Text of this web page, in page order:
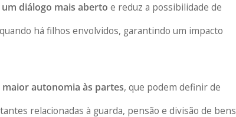
diálogo mais aberto e reduz a possibilidade de
há filhos envolvidos, garantindo um impacto
autonomia às partes, que podem definir de
relacionadas à guarda, pensão e divisão de